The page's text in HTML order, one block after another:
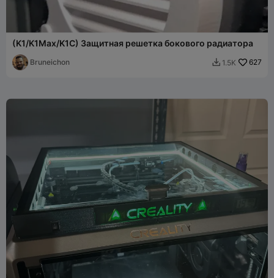
(K1/K1Max/K1C) Защитная решетка бокового радиатора
Bruneichon  1.5K 627